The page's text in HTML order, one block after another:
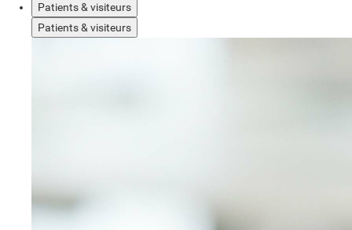
Patients & visiteurs
Patients & visiteurs